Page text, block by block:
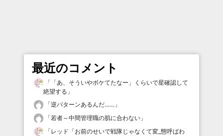
最近のコメント
「 「あ、そういやボケてたなー」くらいで星確認して
絶望する 」
「逆パターンあるんだ…… 」
「若者～中間管理職の肌に合わない 」
「レッド「お前のせいで戦隊じゃなくて変_態呼ばわ